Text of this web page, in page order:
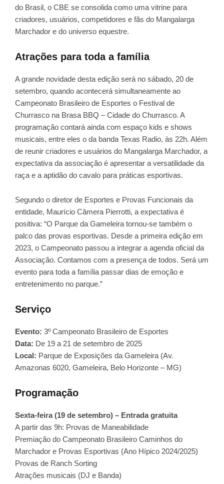
do Brasil, o CBE se consolida como uma vitrine para
criadores, usuários, competidores e fãs do Mangalarga
Marchador e do universo equestre.
Atrações para toda a família
A grande novidade desta edição será no sábado, 20 de
setembro, quando acontecerá simultaneamente ao
Campeonato Brasileiro de Esportes o Festival de
Churrasco na Brasa BBQ – Cidade do Churrasco. A
programação contará ainda com espaço kids e shows
musicais, entre eles o da banda Texas Radio, às 22h. Além
de reunir criadores e usuários do Mangalarga Marchador, a
expectativa da associação é apresentar a versatilidade da
raça e a aptidão do cavalo para práticas esportivas.
Segundo o diretor de Esportes e Provas Funcionais da
entidade, Maurício Câmera Pierrotti, a expectativa é
positiva: “O Parque da Gameleira tornou-se também o
palco das provas esportivas. Desde a primeira edição em
2023, o Campeonato passou a integrar a agenda oficial da
Associação. Contamos com a presença de todos. Será um
evento para toda a família passar dias de emoção e
entretenimento no parque.”
Serviço
Evento: 3º Campeonato Brasileiro de Esportes
Data: De 19 a 21 de setembro de 2025
Local: Parque de Exposições da Gameleira (Av.
Amazonas 6020, Gameleira, Belo Horizonte – MG)
Programação
Sexta-feira (19 de setembro) – Entrada gratuita
A partir das 9h: Provas de Maneabilidade
Premiação do Campeonato Brasileiro Caminhos do
Marchador e Provas Esportivas (Ano Hípico 2024/2025)
Provas de Ranch Sorting
Atrações musicais (DJ e Banda)